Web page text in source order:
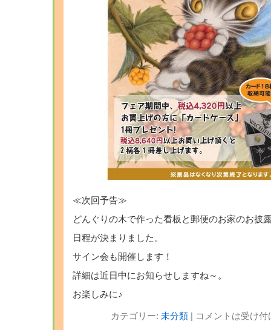
≪次回予告≫
どんぐりの木で作った看板と郵便のお家のお披
日程が決まりました。
サイン会も開催します！
詳細は近日中にお知らせしますね～。
お楽しみに♪
カテゴリー: 未分類| コメントは受け